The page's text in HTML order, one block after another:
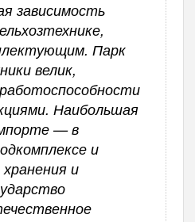
зависимость
Парк
велик,
Наибольшая
— в
и
и